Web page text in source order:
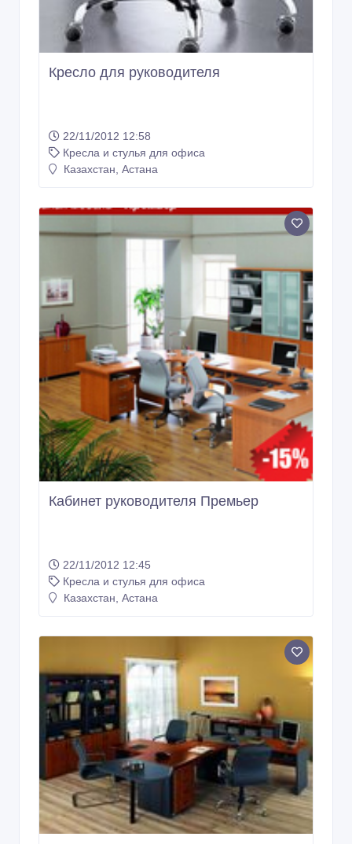
Кресло для руководителя
22/11/2012 12:58
Кресла и стулья для офиса
Казахстан, Астана
Кабинет руководителя Премьер
22/11/2012 12:45
Кресла и стулья для офиса
Казахстан, Астана